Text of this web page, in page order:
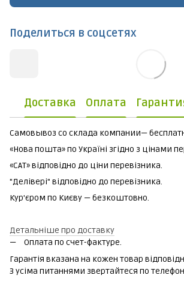
Поделиться в соцсетях
Доставка Оплата
Самовывоз со склада компании—
«Нова пошта» по Україні згідно з цінами
«САТ» відповідно до ціни перевізника.
"Делівері" відповідно до перевізника.
Кур'єром по Києву — безкоштовно.
Детальніше про доставку
Оплата по счет-фактуре.
Гарантія вказана на кожен товар
З усіма питаннями звертайтеся по